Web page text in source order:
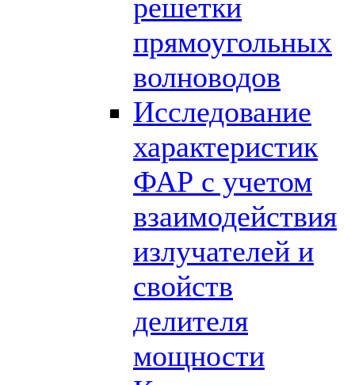
решетки
прямоугольных
волноводов
Исследование
характеристик
ФАР с учетом
взаимодействия
излучателей и
свойств
делителя
мощности